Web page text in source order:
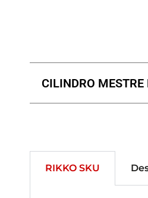
CILINDRO
RIKKO SKU